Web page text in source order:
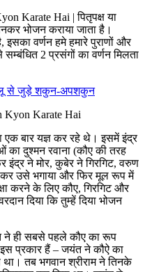
Karate Hai | पितृपक्ष या
भोजन कराया जाता है।
इसका वर्णन हमे हमारे पुराणों और
2 प्रसंगों का वर्णन मिलता
से जुड़े शकुन-अपशकुन
बार यज्ञ कर रहे थे। इसमें इंद्र
का दुश्मन रवाना (कौए की तरह
इंद्र ने मोर, कुबेर ने गिरगिट, वरुण
उसे भगाया और फिर मूल रूप में
करने के लिए कौए, गिरगिट और
दिया कि तुम्हें दिया भोजन
ही सबसे पहले कौए का रूप
प्रकार हैं – जयंत ने कौऐ का
तब भगवान श्रीराम ने तिनके